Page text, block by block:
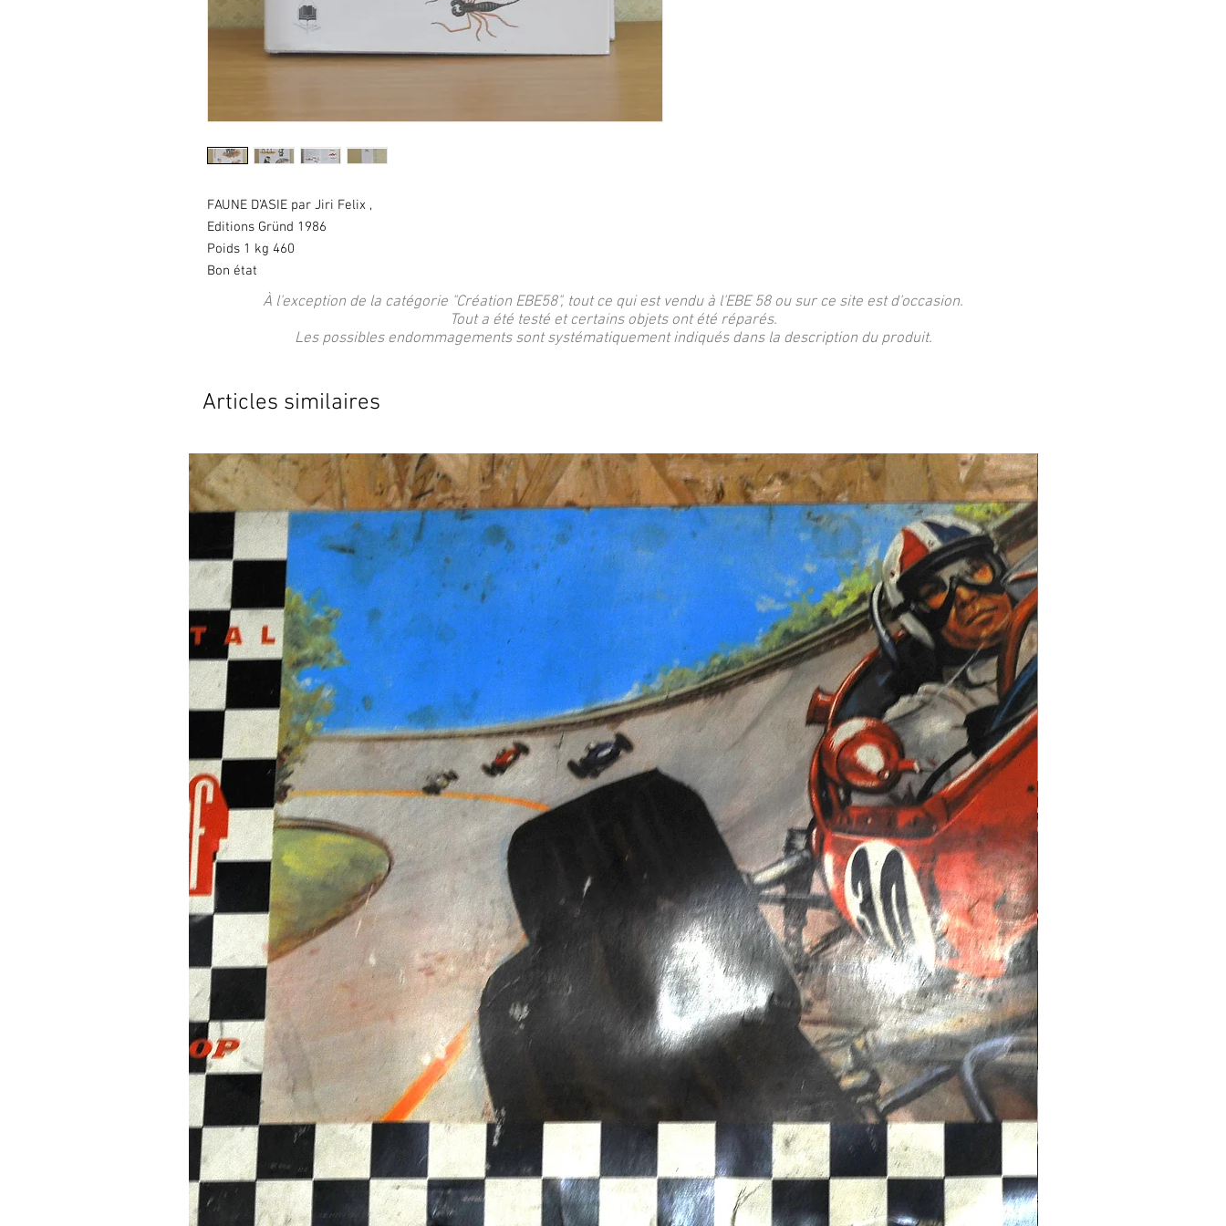
FAUNE D'ASIE par Jiri Felix ,
Editions Gründ 1986
Poids 1 kg 460
Bon état
À l'exception de la catégorie "Création EBE58", tout ce qui est vendu à l'EBE 58 ou sur ce site est d'occasion.
Tout a été testé et certains objets ont été réparés.
Les possibles endommagements sont systématiquement indiqués dans la description du produit.
Articles similaires